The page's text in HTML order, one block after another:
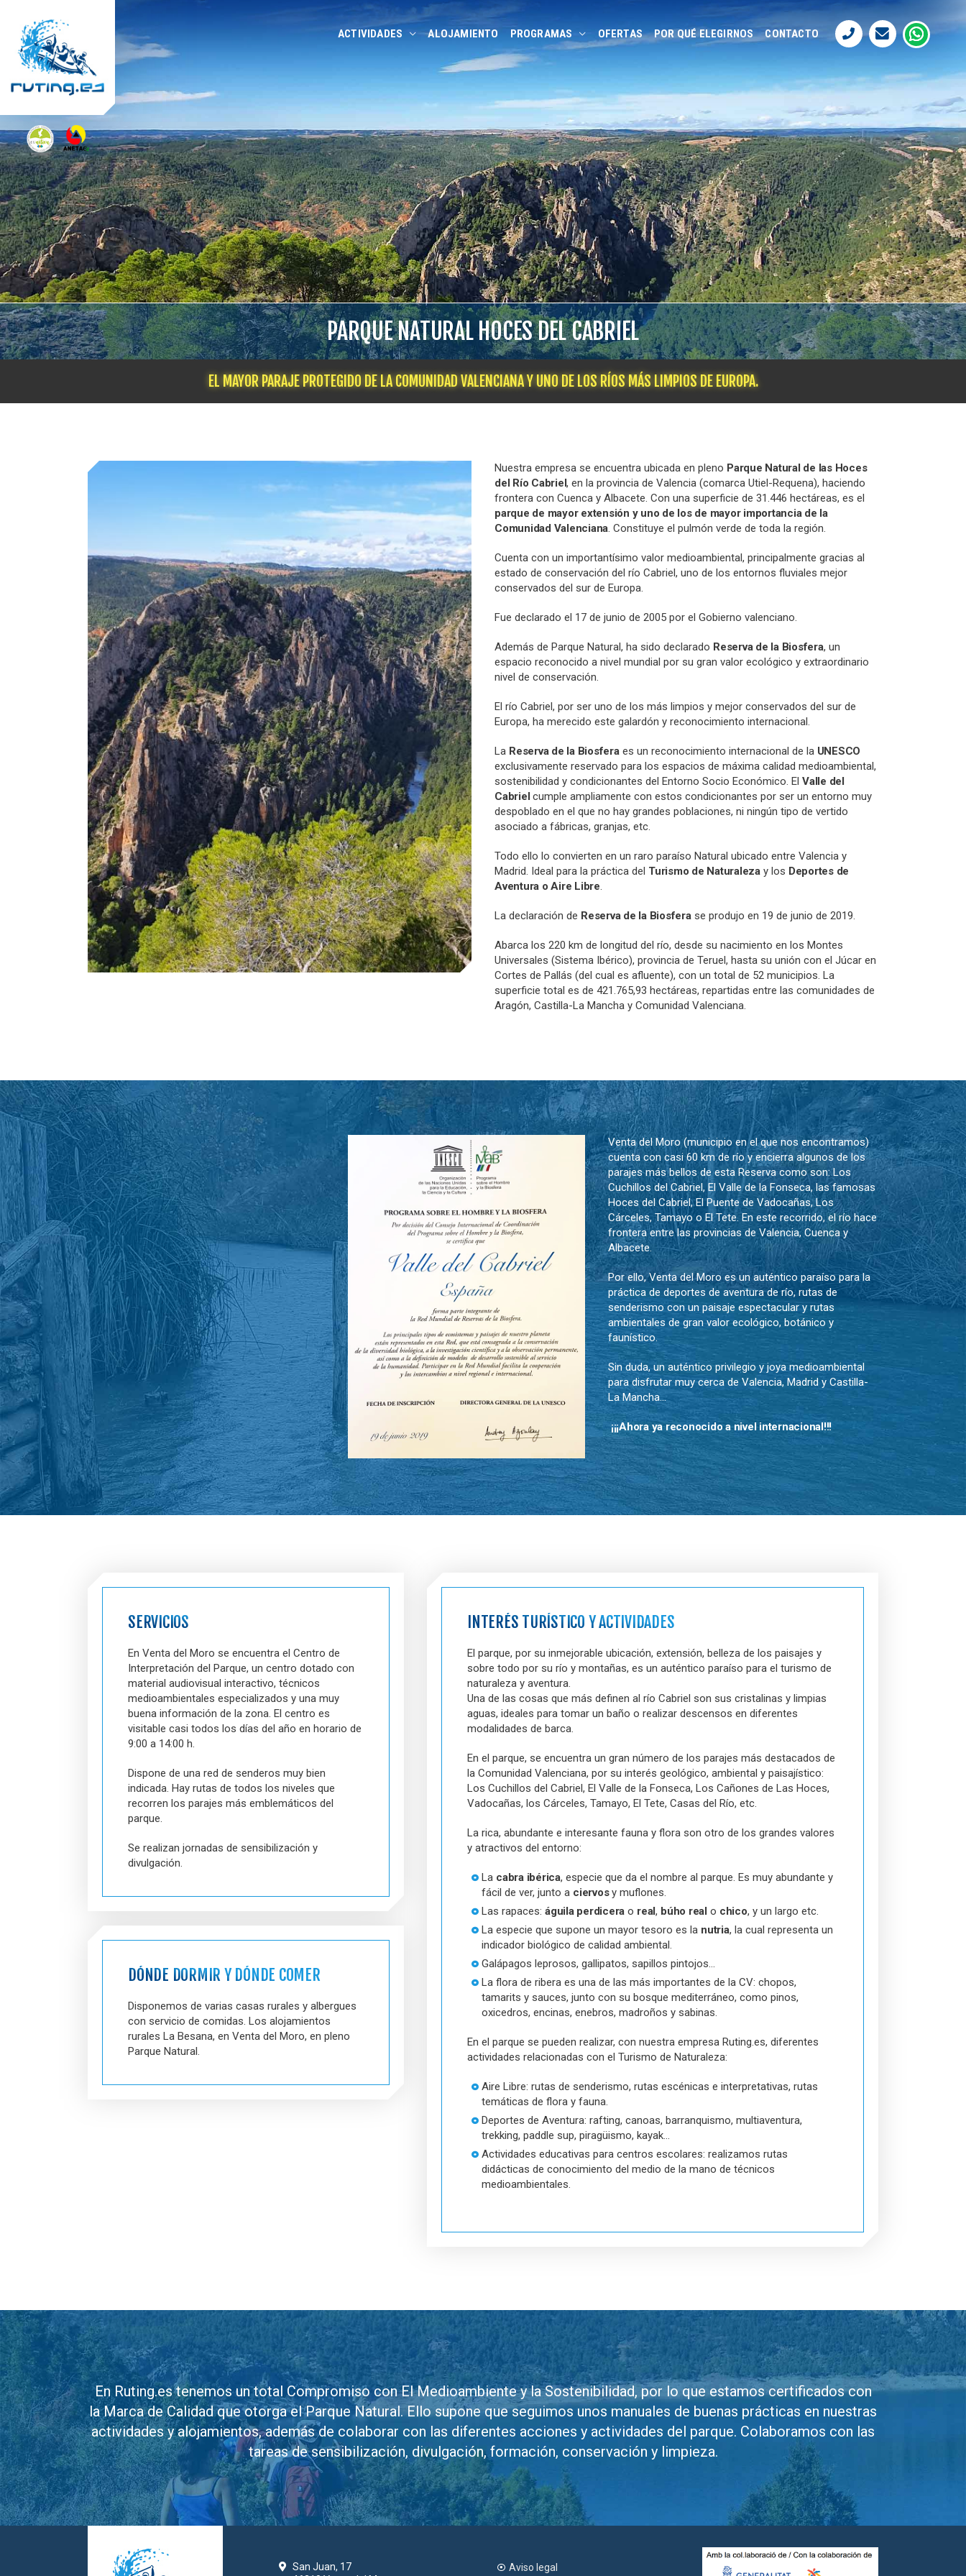
ACTIVIDADES ALOJAMIENTO PROGRAMAS OFERTAS POR QUÉ ELEGIRNOS CONTACTO
PARQUE NATURAL HOCES DEL CABRIEL
EL MAYOR PARAJE PROTEGIDO DE LA COMUNIDAD VALENCIANA Y UNO DE LOS RÍOS MÁS LIMPIOS DE EUROPA.
Nuestra empresa se encuentra ubicada en pleno Parque Natural de las Hoces
del Río Cabriel, en la provincia de Valencia (comarca Utiel-Requena), haciendo
frontera con Cuenca y Albacete. Con una superficie de 31.446 hectáreas, es el
parque de mayor extensión y uno de los de mayor importancia de la
Comunidad Valenciana. Constituye el pulmón verde de toda la región.
Cuenta con un importantísimo valor medioambiental, principalmente gracias al
estado de conservación del río Cabriel, uno de los entornos fluviales mejor
conservados del sur de Europa.
Fue declarado el 17 de junio de 2005 por el Gobierno valenciano.
Además de Parque Natural, ha sido declarado Reserva de la Biosfera, un
espacio reconocido a nivel mundial por su gran valor ecológico y extraordinario
nivel de conservación.
El río Cabriel, por ser uno de los más limpios y mejor conservados del sur de
Europa, ha merecido este galardón y reconocimiento internacional.
La Reserva de la Biosferaes un reconocimiento internacional de la UNESCO
exclusivamente reservado para los espacios de máxima calidad medioambiental,
sostenibilidad y condicionantes del Entorno Socio Económico. El Valle del
Cabriel cumple ampliamente con estos condicionantes por ser un entorno muy
despoblado en el que no hay grandes poblaciones, ni ningún tipo de vertido
asociado a fábricas, granjas, etc.
Todo ello lo convierten en un raro paraíso Natural ubicado entre Valencia y
Madrid. Ideal para la práctica del Turismo de Naturalezay los Deportes de
Aventura o Aire Libre.
La declaración de Reserva de la Biosferase produjo en 19 de junio de 2019.
Abarca los 220 km de longitud del río, desde su nacimiento en los Montes
Universales (Sistema Ibérico), provincia de Teruel, hasta su unión con el Júcar en
Cortes de Pallás (del cual es afluente), con un total de 52 municipios. La
superficie total es de 421.765,93 hectáreas, repartidas entre las comunidades de
Aragón, Castilla-La Mancha y Comunidad Valenciana.
Venta del Moro (municipio en el que nos encontramos)
cuenta con casi 60 km de río y encierra algunos de los
parajes más bellos de esta Reserva como son: Los
Cuchillos del Cabriel, El Valle de la Fonseca, las famosas
Hoces del Cabriel, El Puente de Vadocañas, Los
Cárceles, Tamayo o El Tete. En este recorrido, el río hace
frontera entre las provincias de Valencia, Cuenca y
Albacete.
Por ello, Venta del Moro es un auténtico paraíso para la
práctica de deportes de aventura de río, rutas de
senderismo con un paisaje espectacular y rutas
ambientales de gran valor ecológico, botánico y
faunístico.
Sin duda, un auténtico privilegio y joya medioambiental
para disfrutar muy cerca de Valencia, Madrid y Castilla-
La Mancha…
¡¡¡Ahora ya reconocido a nivel internacional!!!
SERVICIOS
En Venta del Moro se encuentra el Centro de
Interpretación del Parque, un centro dotado con
material audiovisual interactivo, técnicos
medioambientales especializados y una muy
buena información de la zona. El centro es
visitable casi todos los días del año en horario de
9:00 a 14:00 h.
Dispone de una red de senderos muy bien
indicada. Hay rutas de todos los niveles que
recorren los parajes más emblemáticos del
parque.
Se realizan jornadas de sensibilización y
divulgación.
DÓNDE DORMIR Y DÓNDE COMER
Disponemos de varias casas rurales y albergues
con servicio de comidas. Los alojamientos
rurales La Besana, en Venta del Moro, en pleno
Parque Natural.
INTERÉS TURÍSTICO Y ACTIVIDADES
El parque, por su inmejorable ubicación, extensión, belleza de los paisajes y
sobre todo por su río y montañas, es un auténtico paraíso para el turismo de
naturaleza y aventura.
Una de las cosas que más definen al río Cabriel son sus cristalinas y limpias
aguas, ideales para tomar un baño o realizar descensos en diferentes
modalidades de barca.
En el parque, se encuentra un gran número de los parajes más destacados de
la Comunidad Valenciana, por su interés geológico, ambiental y paisajístico:
Los Cuchillos del Cabriel, El Valle de la Fonseca, Los Cañones de Las Hoces,
Vadocañas, los Cárceles, Tamayo, El Tete, Casas del Río, etc.
La rica, abundante e interesante fauna y flora son otro de los grandes valores
y atractivos del entorno:
La cabra ibérica, especie que da el nombre al parque. Es muy abundante y
fácil de ver, junto a ciervosy muflones.
Las rapaces: águila perdicera o real, búho real o chico, y un largo etc.
La especie que supone un mayor tesoro es la nutria, la cual representa un
indicador biológico de calidad ambiental.
Galápagos leprosos, gallipatos, sapillos pintojos…
La flora de ribera es una de las más importantes de la CV: chopos,
tamarits y sauces, junto con su bosque mediterráneo, como pinos,
oxicedros, encinas, enebros, madroños y sabinas.
En el parque se pueden realizar, con nuestra empresa Ruting.es, diferentes
actividades relacionadas con el Turismo de Naturaleza:
Aire Libre: rutas de senderismo, rutas escénicas e interpretativas, rutas
temáticas de flora y fauna.
Deportes de Aventura: rafting, canoas, barranquismo, multiaventura,
trekking, paddle sup, piragüismo, kayak…
Actividades educativas para centros escolares: realizamos rutas
didácticas de conocimiento del medio de la mano de técnicos
medioambientales.
En Ruting.es tenemos un total Compromiso con El Medioambiente y la Sostenibilidad, por lo que estamos certificados con
la Marca de Calidad que otorga el Parque Natural. Ello supone que seguimos unos manuales de buenas prácticas en nuestras
actividades y alojamientos, además de colaborar con las diferentes acciones y actividades del parque. Colaboramos con las
tareas de sensibilización, divulgación, formación, conservación y limpieza.
San Juan, 17
Aviso legal